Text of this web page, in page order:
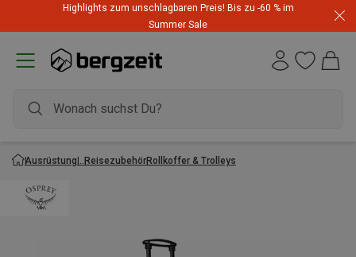
Highlights zum unschlagbaren Preis! Bis zu -60 % im
Summer Sale
Ausrüstung ReisezubehörRollkoffer & Trolleys